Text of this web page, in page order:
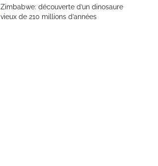
Zimbabwe: découverte d’un dinosaure
vieux de 210 millions d’années